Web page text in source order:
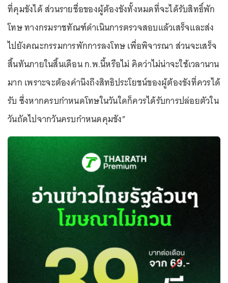
ที่คุมขังได้ ส่วนรายชื่อของผู้ต้องขังทั้งหมดที่จะได้รับสิทธิ์พัก
โทษ ทางกรมราชทัณฑ์ดำเนินการตรวจสอบแล้วเสร็จและส่ง
ไปยังคณะกรรมการพักการลงโทษ เพื่อพิจารณา ส่วนจะเสร็จ
สิ้นทันภายในสิ้นเดือน ก.พ.นี้หรือไม่ คิดว่าไม่น่าจะใช้เวลานาน
มาก เพราะจะต้องคำนึงถึงสิทธิประโยชน์ของผู้ต้องขังที่ควรได้
รับ ซึ่งหากครบกำหนดโทษในวันใดก็ควรได้รับการปล่อยตัวใน
วันถัดไปจากวันครบกำหนดคุมขัง”